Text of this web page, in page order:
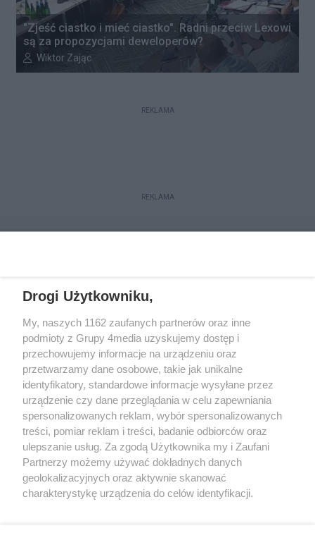
"Zjeść ciastko i mieć ciastko". Radni przeciw Lexowi
są za propozycjami deweloperów?
Autor artykułu:
Wiktor Zając
REKLAMA
REKLAMA
Reklama Kontakt Regulamin
Dystrybucja
Regulamin prenumeraty
Polityka Prywatności
Zapisz się do newslettera
Dołącz do grona ludzi najlepiej poinformowanych!
Zapisz się »
Drogi Użytkowniku,
My, naszych 1162 zaufanych partnerów oraz inne
podmioty z Grupy 4media uzyskujemy dostęp i
przechowujemy informacje na urządzeniu oraz
przetwarzamy dane osobowe, takie jak unikalne
identyfikatory, standardowe informacje wysyłane przez
urządzenie czy dane przeglądania w celu zapewniania
spersonalizowanych reklam, wybór spersonalizowanych
treści, pomiar reklam i treści, badanie odbiorców oraz
ulepszanie usług. Za zgodą Użytkownika my i Zaufani
Partnerzy możemy używać dokładnych danych
geolokalizacyjnych oraz aktywnie skanować
charakterystykę urządzenia do celów identyfikacji.